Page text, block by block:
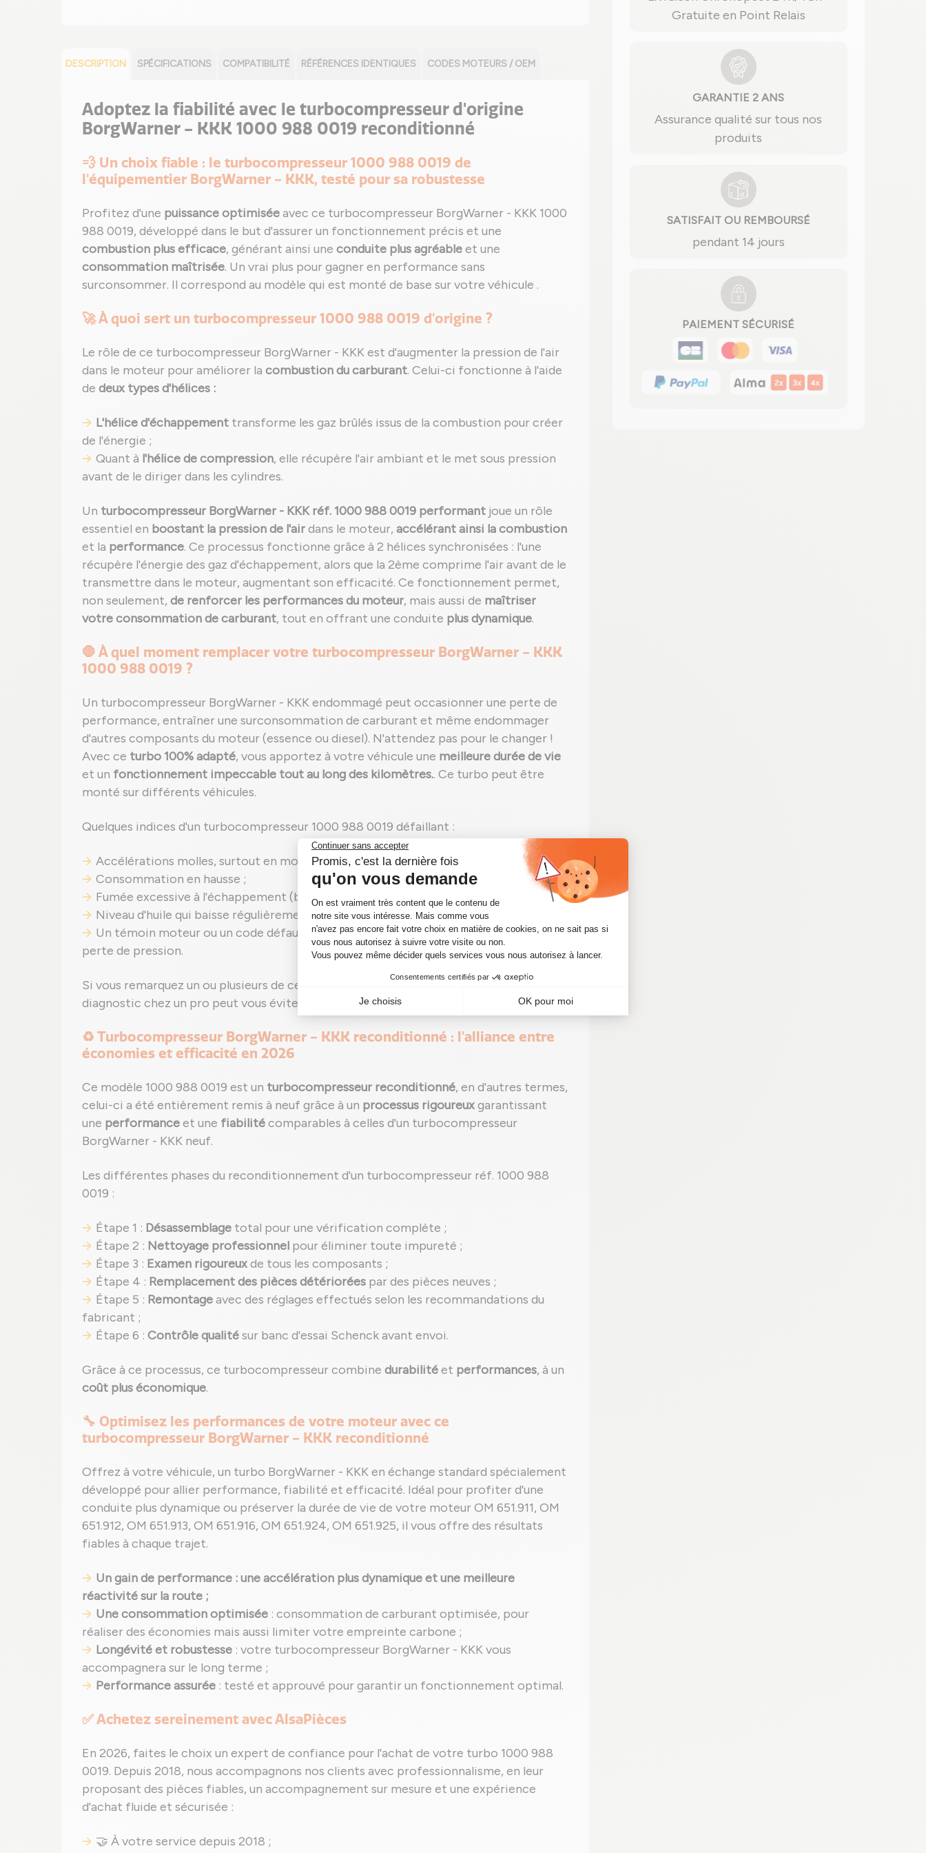
DESCRIPTION SPÉCIFICATIONS COMPATIBILITÉ RÉFÉRENCES IDENTIQUES CODES MOTEURS / OEM
Adoptez la fiabilité avec le turbocompresseur d'origine
BorgWarner - KKK 1000 988 0019 reconditionné
💨 Un choix fiable : le turbocompresseur 1000 988 0019 de
l'équipementier BorgWarner - KKK, testé pour sa robustesse
Profitez d'une puissance optimiséeavec ce turbocompresseur BorgWarner - KKK 1000
988 0019, développé dans le but d'assurer un fonctionnement précis et une
combustion plus efficace, générant ainsi une conduite plus agréableet une
consommation maîtrisée. Un vrai plus pour gagner en performance sans
surconsommer. Il correspond au modèle qui est monté de base sur votre véhicule .
🚀 À quoi sert un turbocompresseur 1000 988 0019 d'origine ?
Le rôle de ce turbocompresseur BorgWarner - KKK est d'augmenter la pression de l'air
dans le moteur pour améliorer la combustion du carburant. Celui-ci fonctionne à l'aide
de deux types d'hélices :
L'hélice d'échappement transforme les gaz brûlés issus de la combustion pour créer
de l'énergie ;
Quant à l'hélice de compression, elle récupère l'air ambiant et le met sous pression
avant de le diriger dans les cylindres.
Un turbocompresseur BorgWarner - KKK réf. 1000 988 0019 performant joue un rôle
essentiel en boostant la pression de l'airdans le moteur, accélérant ainsi la combustion
et la performance. Ce processus fonctionne grâce à 2 hélices synchronisées : l'une
récupère l'énergie des gaz d'échappement, alors que la 2ème comprime l'air avant de le
transmettre dans le moteur, augmentant son efficacité. Ce fonctionnement permet,
non seulement, de renforcer les performances du moteur, mais aussi de maîtriser
votre consommation de carburant, tout en offrant une conduite plus dynamique.
🛑 À quel moment remplacer votre turbocompresseur BorgWarner - KKK
1000 988 0019 ?
Un turbocompresseur BorgWarner - KKK endommagé peut occasionner une perte de
performance, entraîner une surconsommation de carburant et même endommager
d'autres composants du moteur (essence ou diesel). N'attendez pas pour le changer !
Avec ce turbo 100% adapté, vous apportez à votre véhicule une meilleure durée de vie
et un fonctionnement impeccable tout au long des kilomètres.. Ce turbo peut être
monté sur différents véhicules.
Quelques indices d'un turbocompresseur 1000 988 0019 défaillant :
Accélérations molles, surtout en montée ou en charge ;
Consommation en hausse ;
Fumée excessive à l'échappement (bleue, noire ou blanche) et/ou bruit inhabituel ;
Niveau d'huile qui baisse régulièrement sans trace apparente ;
Un témoin moteur ou un code défaut peut apparaître, tel que le P0299 signalant une
perte de pression.
Si vous remarquez un ou plusieurs de ces signes, il est temps d'agir ! Un simple
diagnostic chez un pro peut vous éviter des réparations onéreuses sur votre véhicule.
♻️ Turbocompresseur BorgWarner - KKK reconditionné : l'alliance entre
économies et efficacité en 2026
Ce modèle 1000 988 0019 est un turbocompresseur reconditionné, en d'autres termes,
celui-ci a été entièrement remis à neuf grâce à un processus rigoureuxgarantissant
une performanceet une fiabilitécomparables à celles d'un turbocompresseur
BorgWarner - KKK neuf.
Les différentes phases du reconditionnement d'un turbocompresseur réf. 1000 988
0019 :
Étape 1 : Désassemblage total pour une vérification complète ;
Étape 2 : Nettoyage professionnel pour éliminer toute impureté ;
Étape 3 : Examen rigoureuxde tous les composants ;
Étape 4 : Remplacement des pièces détériorées par des pièces neuves ;
Étape 5 : Remontageavec des réglages effectués selon les recommandations du
fabricant ;
Étape 6 : Contrôle qualitésur banc d'essai Schenck avant envoi.
Grâce à ce processus, ce turbocompresseur combine durabilitéet performances, à un
coût plus économique.
🔧 Optimisez les performances de votre moteur avec ce
turbocompresseur BorgWarner - KKK reconditionné
Offrez à votre véhicule, un turbo BorgWarner - KKK en échange standard spécialement
développé pour allier performance, fiabilité et efficacité. Idéal pour profiter d'une
conduite plus dynamique ou préserver la durée de vie de votre moteur OM 651.911, OM
651.912, OM 651.913, OM 651.916, OM 651.924, OM 651.925, il vous offre des résultats
fiables à chaque trajet.
Un gain de performance : une accélération plus dynamique et une meilleure
réactivité sur la route ;
Une consommation optimisée : consommation de carburant optimisée, pour
réaliser des économies mais aussi limiter votre empreinte carbone ;
Longévité et robustesse : votre turbocompresseur BorgWarner - KKK vous
accompagnera sur le long terme ;
Performance assurée : testé et approuvé pour garantir un fonctionnement optimal.
✅ Achetez sereinement avec AlsaPièces
En 2026, faites le choix un expert de confiance pour l'achat de votre turbo 1000 988
0019. Depuis 2018, nous accompagnons nos clients avec professionnalisme, en leur
proposant des pièces fiables, un accompagnement sur mesure et une expérience
d'achat fluide et sécurisée :
🤝 À votre service depuis 2018 ;
Gratuite en Point Relais
GARANTIE 2 ANS
Assurance qualité sur tous nos
produits
SATISFAIT OU REMBOURSÉ
pendant 14 jours
PAIEMENT SÉCURISÉ